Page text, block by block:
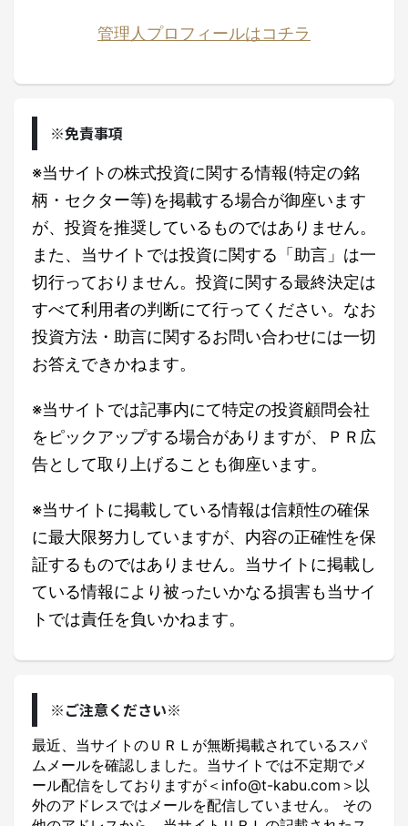
管理人プロフィールはコチラ
※免責事項
※当サイトの株式投資に関する情報(特定の銘
柄・セクター等)を掲載する場合が御座います
が、投資を推奨しているものではありません。
また、当サイトでは投資に関する「助言」は一
切行っておりません。投資に関する最終決定は
すべて利用者の判断にて行ってください。なお
投資方法・助言に関するお問い合わせには一切
お答えできかねます。
※当サイトでは記事内にて特定の投資顧問会社
をピックアップする場合がありますが、ＰＲ広
告として取り上げることも御座います。
※当サイトに掲載している情報は信頼性の確保
に最大限努力していますが、内容の正確性を保
証するものではありません。当サイトに掲載し
ている情報により被ったいかなる損害も当サイ
トでは責任を負いかねます。
※ご注意ください※
最近、当サイトのＵＲＬが無断掲載されているスパ
ムメールを確認しました。当サイトでは不定期でメ
ール配信をしておりますが＜info@t-kabu.com＞以
外のアドレスではメールを配信していません。 その